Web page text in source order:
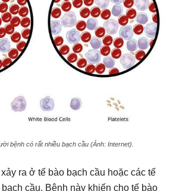
bệnh có rất nhiều bạch cầu (Ảnh: Internet).
ra ở tế bào bạch cầu hoặc các tế
cầu. Bệnh này khiến cho tế bào